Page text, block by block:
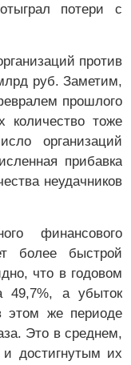
потери с
против
руб. Заметим,
прошлого
количество тоже
организаций
прибавка
неудачников
финансового
более быстрой
что в годовом
49,7%, а убыток
этом же периоде
Это в среднем,
достигнутым их